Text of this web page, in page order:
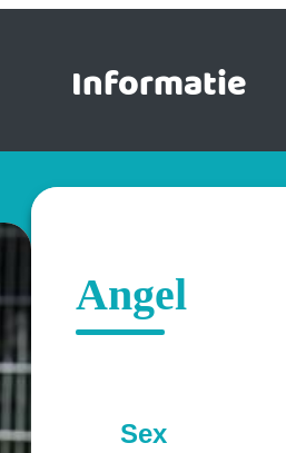
Informatie
Angel
Sex